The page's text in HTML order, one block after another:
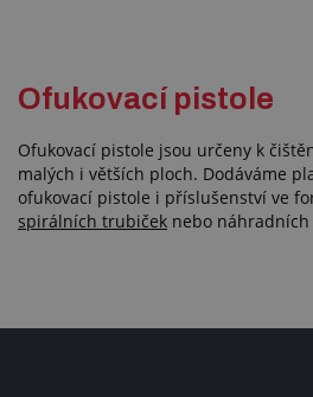
Ofukovací pistole
Ofukovací pistole jsou určeny k
malých i větších ploch. Dodáváme
ofukovací pistole i příslušenství ve
spirálních trubiček nebo náhradních